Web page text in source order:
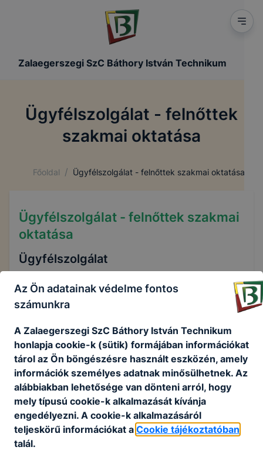
Zalaegerszegi SzC Báthory István Technikum
Ügyfélszolgálat - felnőttek
szakmai oktatása
Főoldal / Ügyfélszolgálat - felnőttek szakmai oktatása
Ügyfélszolgálat - felnőttek szakmai
oktatása
Ügyfélszolgálat
Felnőttképzés szakmai oktatás
ÜGYFÉLSZOLGÁLAT:
Zalaegerszegi SZC Báthory István Technikum
Titkárság,
8900 Zalaegerszeg, Báthory u 58.
Elérhető: munkanapokon 8,oo-14,oo-ig
Az Ön adatainak védelme fontos
számunkra
A Zalaegerszegi SzC Báthory István Technikum
honlapja cookie-k (sütik) formájában információkat
tárol az Ön böngészésre használt eszközén, amely
információk személyes adatnak minősülhetnek. Az
alábbiakban lehetősége van dönteni arról, hogy
mely típusú cookie-k alkalmazását kívánja
engedélyezni. A cookie-k alkalmazásáról
teljeskörű információkat a Cookie tájékoztatóban
talál.